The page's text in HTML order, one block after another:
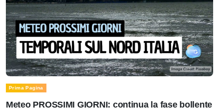
Prima Pagina
Meteo PROSSIMI GIORNI: continua la fase bollente